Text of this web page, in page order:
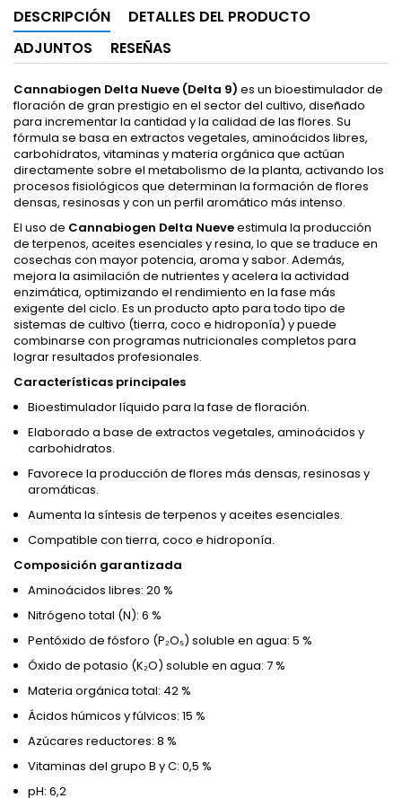
DESCRIPCIÓN
DETALLES DEL PRODUCTO
ADJUNTOS
RESEÑAS
Cannabiogen Delta Nueve (Delta 9) es un bioestimulador de
floración de gran prestigio en el sector del cultivo, diseñado
para incrementar la cantidad y la calidad de las flores. Su
fórmula se basa en extractos vegetales, aminoácidos libres,
carbohidratos, vitaminas y materia orgánica que actúan
directamente sobre el metabolismo de la planta, activando los
procesos fisiológicos que determinan la formación de flores
densas, resinosas y con un perfil aromático más intenso.
El uso de Cannabiogen Delta Nueveestimula la producción
de terpenos, aceites esenciales y resina, lo que se traduce en
cosechas con mayor potencia, aroma y sabor. Además,
mejora la asimilación de nutrientes y acelera la actividad
enzimática, optimizando el rendimiento en la fase más
exigente del ciclo. Es un producto apto para todo tipo de
sistemas de cultivo (tierra, coco e hidroponía) y puede
combinarse con programas nutricionales completos para
lograr resultados profesionales.
Características principales
Bioestimulador líquido para la fase de floración.
Elaborado a base de extractos vegetales, aminoácidos y
carbohidratos.
Favorece la producción de flores más densas, resinosas y
aromáticas.
Aumenta la síntesis de terpenos y aceites esenciales.
Compatible con tierra, coco e hidroponía.
Composición garantizada
Aminoácidos libres: 20 %
Nitrógeno total (N): 6 %
Pentóxido de fósforo (P₂O₅) soluble en agua: 5 %
Óxido de potasio (K₂O) soluble en agua: 7 %
Materia orgánica total: 42 %
Ácidos húmicos y fúlvicos: 15 %
Azúcares reductores: 8 %
Vitaminas del grupo B y C: 0,5 %
pH: 6,2